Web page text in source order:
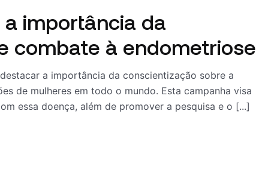
importância da
combate à endometriose
a importância da conscientização sobre a
de mulheres em todo o mundo. Esta campanha visa
essa doença, além de promover a pesquisa e o [...]